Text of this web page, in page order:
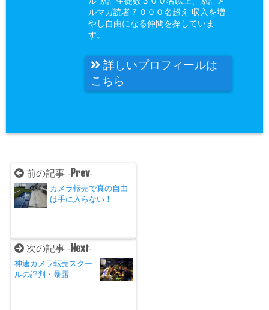
ルマガ読者７０００名超え 収入を増
やし自由になる仲間を探していま
す。
詳しいプロフィールは
こちら
前の記事 - Prev-
カメラ転売で真の自由
は手に入らない！
次の記事 - Next-
神速カメラ転売スクー
ルの評判・暴露